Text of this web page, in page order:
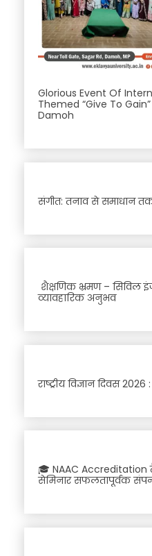
Glorious Event Of
Themed “Give To
Damoh
संगीत: तनाव से समाधान
शैक्षणिक भ्रमण – सिविल
व्यावहारिक अनुभव
राष्ट्रीय विज्ञान दिवस
🎓 NAAC Accreditation
सेमिनार सफलतापूर्वक